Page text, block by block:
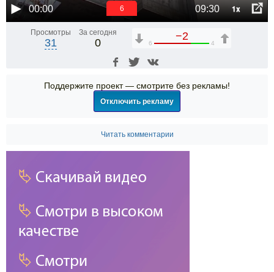
00:00 09:30 1x
6
Просмотры
31
За сегодня
0
−2
6 4
Поддержите проект — смотрите без рекламы!
Отключить рекламу
Читать комментарии